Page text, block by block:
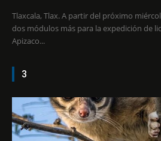
Tlaxcala, Tlax. A partir del próximo
dos módulos más para la expedición de
Apizaco...
3